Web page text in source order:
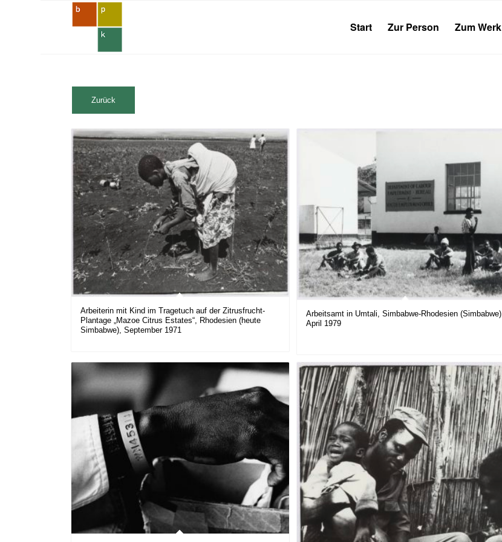
Start Zur Person Zum Werk
Arbeiterin mit Kind im Tragetuch auf der Zitrusfrucht-
Plantage „Mazoe Citrus Estates“, Rhodesien (heute
Simbabwe), September 1971
Arbeitsamt in Umtali, Simbabwe-Rhodesien (Simbabwe),
April 1979